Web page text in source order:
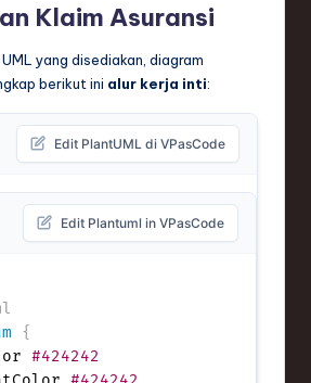
Klaim Asuransi
yang disediakan, diagram
berikut ini alur kerja inti:
Edit PlantUML di VPasCode
Edit Plantuml in VPasCode
{
#424242